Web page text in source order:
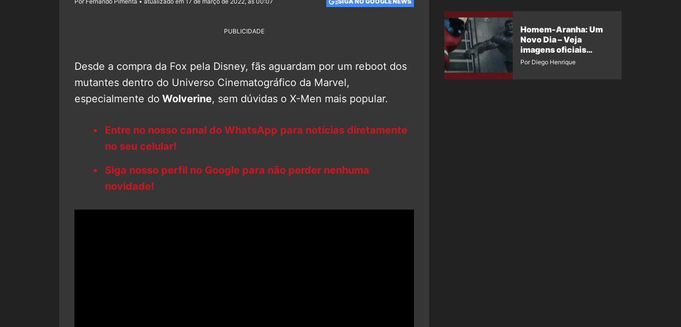
PUBLICIDADE
Desde a compra da Fox pela Disney, fãs aguardam por um reboot dos
mutantes dentro do Universo Cinematográfico da Marvel,
especialmente do Wolverine, sem dúvidas o X-Men mais popular.
Entre no nosso canal do WhatsApp para notícias diretamente
no seu celular!
Siga nosso perfil no Google para não perder nenhuma
novidade!
Homem-Aranha: Um
Novo Dia – Veja
imagens oficiais
descartadas do Hulk
Por Diego Henrique